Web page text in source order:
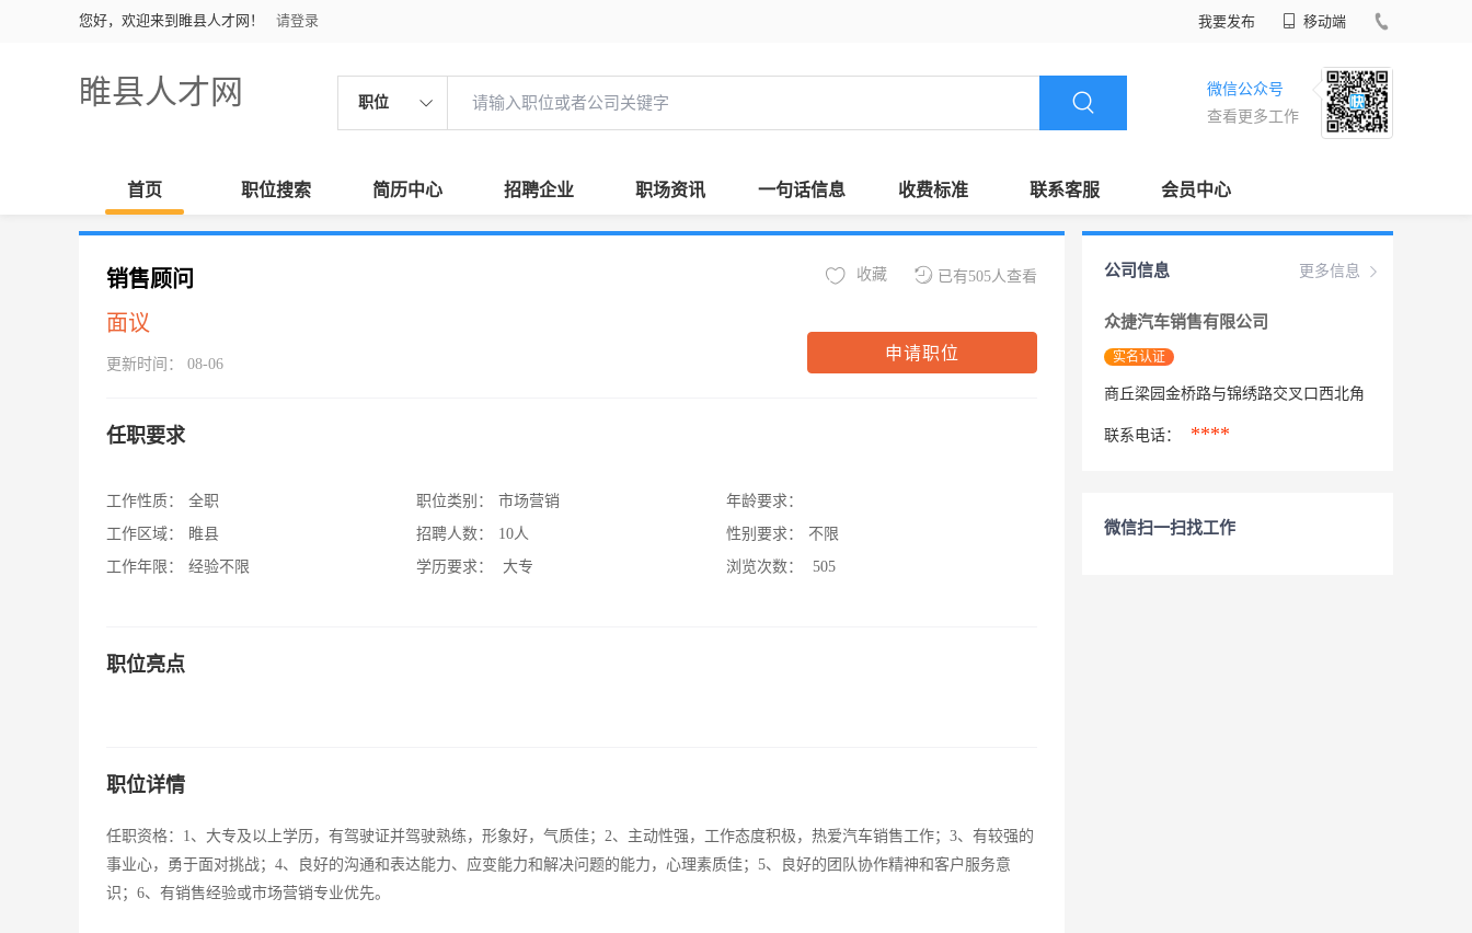
您好，欢迎来到睢县人才网！ 请登录 我要发布 移动端
睢县人才网 职位
微信公众号
查看更多工作
首页 职位搜索 简历中心 招聘企业 职场资讯 一句话信息 收费标准 联系客服 会员中心
销售顾问
面议
更新时间： 08-06
已有505人查看
收藏
申请职位
任职要求
工作性质：
全职
工作区域：
睢县
工作年限：
经验不限
职位类别：
市场营销
招聘人数：
10人
学历要求：
大专
年龄要求：
性别要求：
不限
浏览次数：
505
职位亮点
职位详情
任职资格：1、大专及以上学历，有驾驶证并驾驶熟练，形象好，气质佳；2、主动性强，工作态度积极，热爱汽车销售工作；3、有较强的
事业心，勇于面对挑战；4、良好的沟通和表达能力、应变能力和解决问题的能力，心理素质佳；5、良好的团队协作精神和客户服务意
识；6、有销售经验或市场营销专业优先。
更多信息
公司信息
众捷汽车销售有限公司
实名认证
商丘梁园金桥路与锦绣路交叉口西北角
联系电话： ****
微信扫一扫找工作